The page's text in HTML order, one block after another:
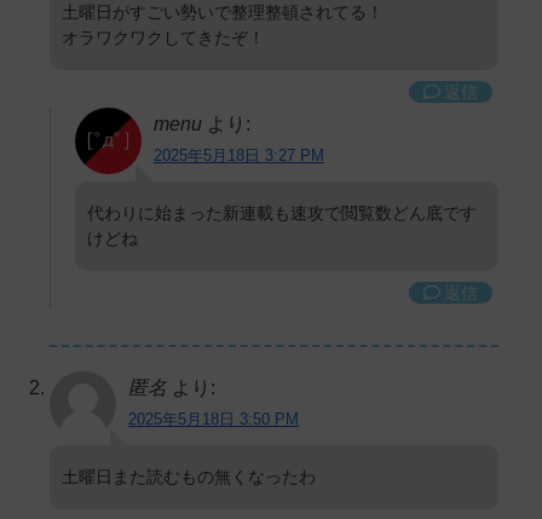
土曜日がすごい勢いで整理整頓されてる！
オラワクワクしてきたぞ！
返信
menu より:
2025年5月18日 3:27 PM
代わりに始まった新連載も速攻で閲覧数どん底です
けどね
返信
匿名 より:
2025年5月18日 3:50 PM
土曜日また読むもの無くなったわ